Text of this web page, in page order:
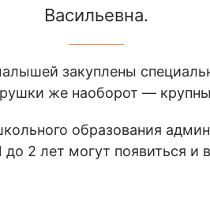
Васильевна.
закуплены
же наоборот —
образования
2 лет могут появиться и